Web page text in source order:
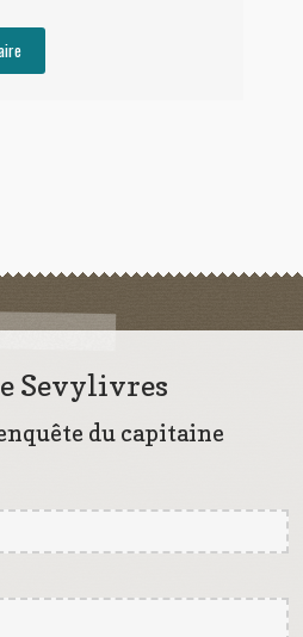
Sevylivres
du capitaine